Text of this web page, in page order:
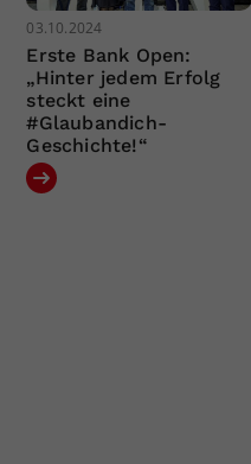
03.10.2024
Erste Bank Open:
„Hinter jedem Erfolg
steckt eine
#Glaubandich-
Geschichte!“